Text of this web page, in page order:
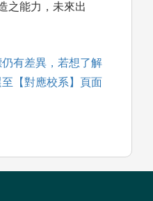
之能力，未來出
有差異，若想了解
【對應校系】頁面